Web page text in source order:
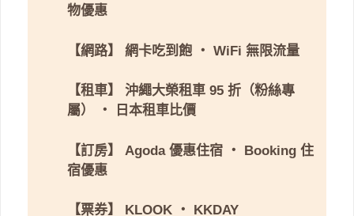
物優惠
【網路】 網卡吃到飽 ・ WiFi 無限流量
【租車】
沖繩大榮租車 95 折（粉絲專
屬）
・ 日本租車比價
【訂房】 Agoda 優惠住宿 ・ Booking 住
宿優惠
【票券】 KLOOK ・ KKDAY